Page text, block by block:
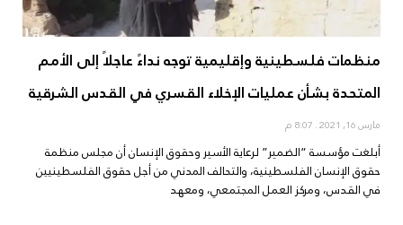
منظمات فلسطينية وإقليمية توجه نداءً عاجلاً إلى الأمم
المتحدة بشأن عمليات الإخلاء القسري في القدس الشرقية
مارس 16, 2021
أبلغت مؤسسة “الضمير” لرعاية الأسير وحقوق الإنسان أن مجلس منظمة
حقوق الإنسان الفلسطينية، والتحالف المدني من أجل حقوق الفلسطينيين
في القدس، ومركز العمل المجتمعي، ومعهد